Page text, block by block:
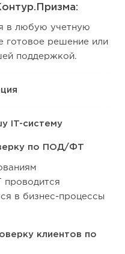
в любую учетную
готовое решение или
поддержкой.
IT-систему
по ПОД/ФТ
в бизнес-процессы
клиентов по